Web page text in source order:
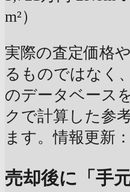
m²）
実際の査定価格
るものではなく
のデータベース
クで計算した参
ます。情報更新
売却後に「手